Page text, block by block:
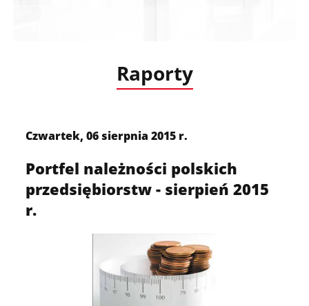
Raporty
Czwartek, 06 sierpnia 2015 r.
Portfel należności polskich
przedsiębiorstw - sierpień 2015
r.